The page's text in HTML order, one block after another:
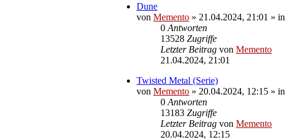
Dune
von Memento » 21.04.2024, 21:01 » in
0 Antworten
13528 Zugriffe
Letzter Beitrag von Memento
21.04.2024, 21:01
Twisted Metal (Serie)
von Memento » 20.04.2024, 12:15 » in
0 Antworten
13183 Zugriffe
Letzter Beitrag von Memento
20.04.2024, 12:15